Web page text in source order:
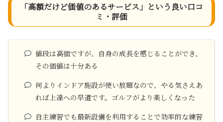
「高額だけど価値のあるサービス」という良い口コ
ミ・評価
値段は高価ですが、自身の成長を感じることができ、
その価値は十分ある
何よりインドア施設が使い放題なので、やる気さえあ
れば上達への早道です。ゴルフがより楽しくなった
自主練習でも最新設備を利用することで効率的な練習